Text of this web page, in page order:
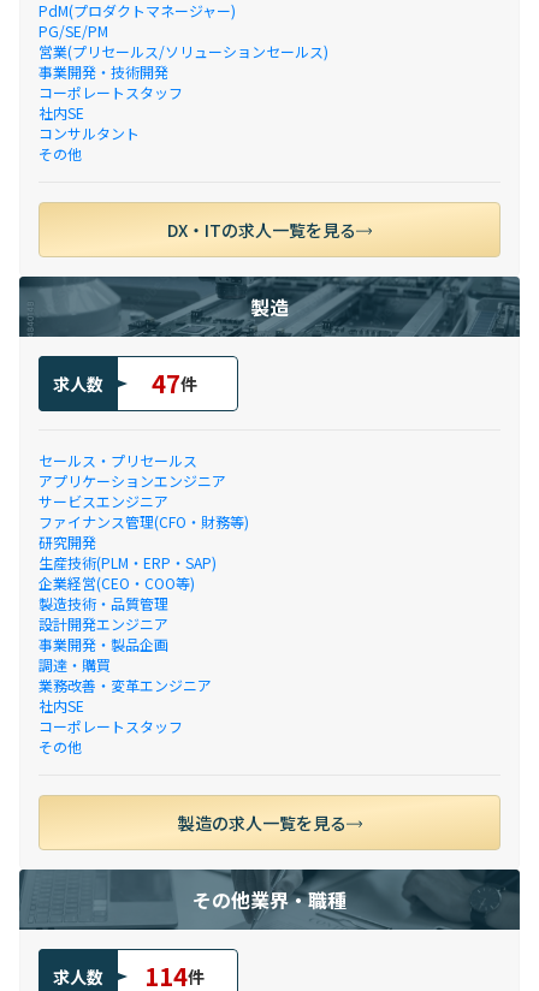
PdM(プロダクトマネージャー)
PG/SE/PM
営業(プリセールス/ソリューションセールス)
事業開発・技術開発
コーポレートスタッフ
社内SE
コンサルタント
その他
DX・ITの求人一覧を見る
製造
求人数 47件
セールス・プリセールス
アプリケーションエンジニア
サービスエンジニア
ファイナンス管理(CFO・財務等)
研究開発
生産技術(PLM・ERP・SAP)
企業経営(CEO・COO等)
製造技術・品質管理
設計開発エンジニア
事業開発・製品企画
調達・購買
業務改善・変革エンジニア
社内SE
コーポレートスタッフ
その他
製造の求人一覧を見る
その他業界・職種
求人数 114件